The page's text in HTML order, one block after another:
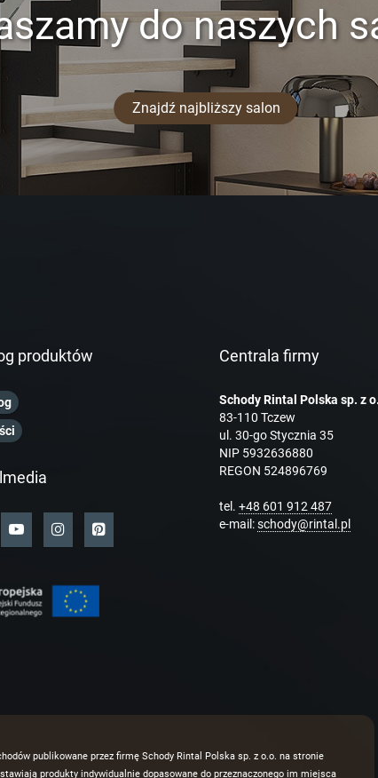
do naszych
Znajdź najbliższy salon
produktów Centrala firmy
Schody Rintal Polska sp. z
83-110 Tczew
ul. 30-go Stycznia 35
NIP 5932636880
REGON 524896769
tel. +48 601 912 487
e-mail:schody@rintal.pl
publikowane przez firmę Schody Rintal Polska sp. z o.o. na stronie
produkty indywidualnie dopasowane do przeznaczonego im miejsca